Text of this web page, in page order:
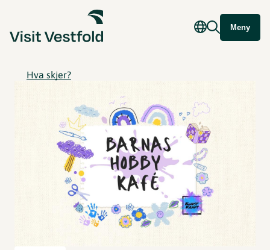
Meny
Hva skjer?